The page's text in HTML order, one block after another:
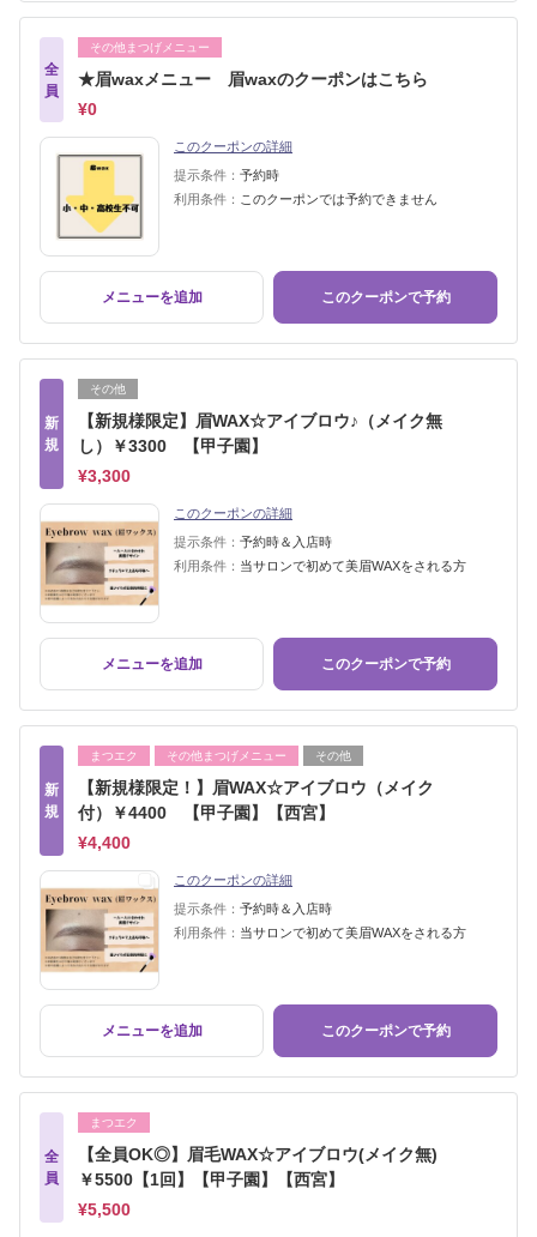
全
員
その他まつげメニュー
★眉waxメニュー 眉waxのクーポンはこちら
¥0
このクーポンの詳細
提示条件： 予約時
利用条件： このクーポンでは予約できません
メニューを追加 このクーポンで予約
新
規
その他
【新規様限定】眉WAX☆アイブロウ♪（メイク無
し）￥3300 【甲子園】
¥3,300
このクーポンの詳細
提示条件： 予約時＆入店時
利用条件： 当サロンで初めて美眉WAXをされる方
メニューを追加 このクーポンで予約
新
規
まつエク その他まつげメニュー その他
【新規様限定！】眉WAX☆アイブロウ（メイク
付）￥4400 【甲子園】【西宮】
¥4,400
このクーポンの詳細
提示条件： 予約時＆入店時
利用条件： 当サロンで初めて美眉WAXをされる方
メニューを追加 このクーポンで予約
全
員
まつエク
【全員OK◎】眉毛WAX☆アイブロウ(メイク無)
￥5500【1回】【甲子園】【西宮】
¥5,500